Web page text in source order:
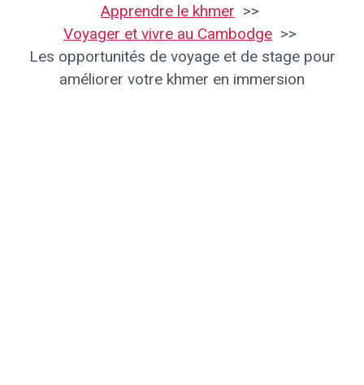
Apprendre le khmer
Voyager et vivre au Cambodge
Les opportunités de voyage et de stage pour
améliorer votre khmer en immersion